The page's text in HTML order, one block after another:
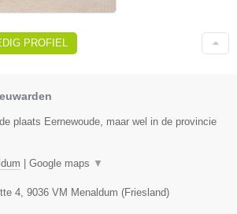
PROFIEL
plaats Eernewoude, maar wel in de provincie
| Google maps ▼
4 9036 VM Menaldum (Friesland)